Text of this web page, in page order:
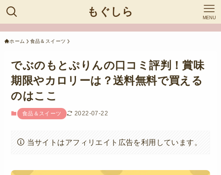
もぐしら MENU
ホーム 食品＆スイーツ
でぶのもとぷりんの口コミ評判！賞味
期限やカロリーは？送料無料で買える
のはここ
食品＆スイーツ 2022-07-22
当サイトはアフィリエイト広告を利用しています。